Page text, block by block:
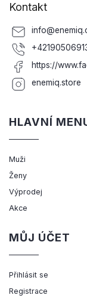
Kontakt
info@
https://
enemiq.store
HLAVNÍ
Muži
Ženy
Výprodej
Akce
MŮJ ÚČET
Přihlásit se
Registrace